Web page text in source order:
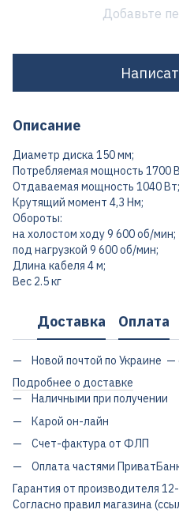
Добавьте
Описание
Диаметр диска 150 мм;
Потребляемая мощность 1700
Отдаваемая мощность 1040 Вт;
Крутящий момент 4,3 Нм;
Обороты:
на холостом ходу 9 600 об/мин;
под нагрузкой 9 600 об/мин;
Длина кабеля 4 м;
Вес 2.5 кг
Доставка Оплата
Новой почтой по Украине —
Подробнее о доставке
Наличными при получении
Карой он-лайн
Счет-фактура от ФЛП
Оплата частями
Гарантия от производителя
Согласно правил магазина